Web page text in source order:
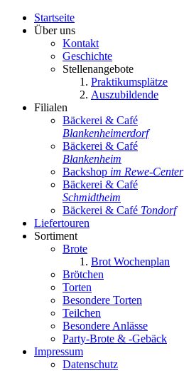
Startseite
Über uns
Kontakt
Geschichte
Stellenangebote
Praktikumsplätze
Auszubildende
Filialen
Bäckerei & Café
Blankenheimerdorf
Bäckerei & Café
Blankenheim
Backshop im Rewe-Center
Bäckerei & Café
Schmidtheim
Bäckerei & Café Tondorf
Liefertouren
Sortiment
Brote
Brot Wochenplan
Brötchen
Torten
Besondere Torten
Teilchen
Besondere Anlässe
Party-Brote & -Gebäck
Impressum
Datenschutz